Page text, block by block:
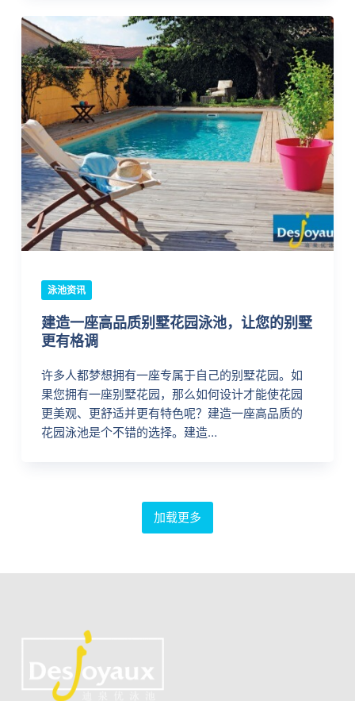
泳池资讯
建造一座高品质别墅花园泳池，让您的别墅
更有格调
许多人都梦想拥有一座专属于自己的别墅花园。如
果您拥有一座别墅花园，那么如何设计才能使花园
更美观、更舒适并更有特色呢？建造一座高品质的
花园泳池是个不错的选择。建造…
加载更多